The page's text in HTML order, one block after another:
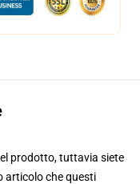
prodotto, tuttavia siete
articolo che questi